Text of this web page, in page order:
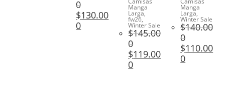
0
$130.00
0
Manga
Larga,
fw26,
Winter Sale
$145.00
0
$119.00
0
Manga
Larga,
Winter Sale
$140.00
0
$110.00
0